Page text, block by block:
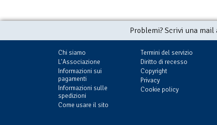
Problemi? Scrivi una
Chi siamo
L'Associazione
Informazioni sui
pagamenti
Informazioni sulle
spedizioni
Come usare il sito
Termini del servizio
Diritto di recesso
Copyright
Privacy
Cookie policy